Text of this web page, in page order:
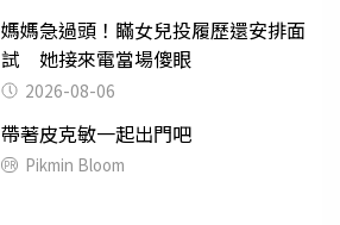
媽媽急過頭！瞞女兒投履歷還安排面
試 她接來電當場傻眼
2026-08-06
帶著皮克敏一起出門吧
Pikmin Bloom